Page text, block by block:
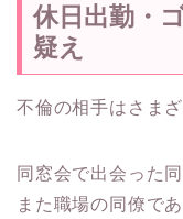
休日出勤・
疑え
不倫の相手はさまざ
同窓会で出会った
また職場の同僚で